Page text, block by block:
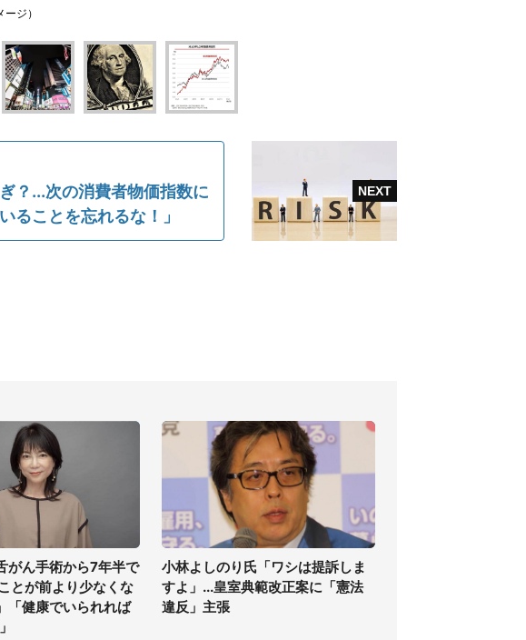
ジ）
？...次の消費者物価指数に
ることを忘れるな！」
がん手術から7年半で
とが前より少なくな
「健康でいられれば
小林よしのり氏「ワシは提訴しま
すよ」...皇室典範改正案に「憲法
違反」主張